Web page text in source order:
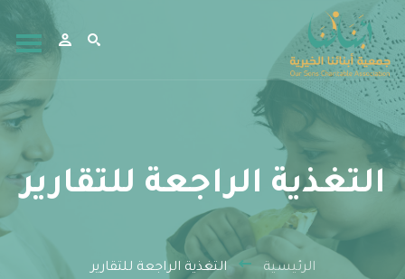
التغذية الراجعة للتقارير
الرئيسية التغذية الراجعة للتقارير